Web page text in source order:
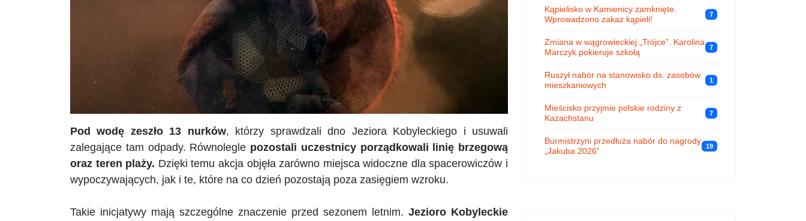
Pod wodę zeszło 13 nurków, którzy sprawdzali dno Jeziora Kobyleckiego i usuwali
zalegające tam odpady. Równolegle pozostali uczestnicy porządkowali linię brzegową
oraz teren plaży. Dzięki temu akcja objęła zarówno miejsca widoczne dla spacerowiczów i
wypoczywających, jak i te, które na co dzień pozostają poza zasięgiem wzroku.
Takie inicjatywy mają szczególne znaczenie przed sezonem letnim. Jezioro Kobyleckie
Kąpielisko w Kamienicy zamknięte.
Wprowadzono zakaz kąpieli!
7
Zmiana w wągrowieckiej „Trójce”. Karolina
Marczyk pokieruje szkołą
7
Ruszył nabór na stanowisko ds. zasobów
mieszkaniowych
1
Mieścisko przyjmie polskie rodziny z
Kazachstanu
7
Burmistrzyni przedłuża nabór do nagrody
„Jakuba 2026”
19